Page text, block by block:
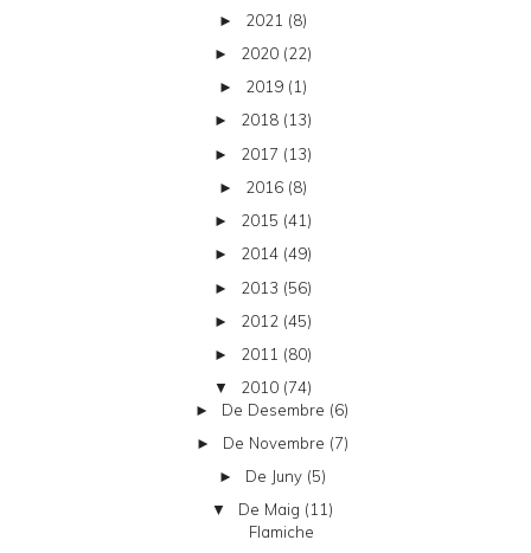
► 2021 (8)
► 2020 (22)
► 2019 (1)
► 2018 (13)
► 2017 (13)
► 2016 (8)
► 2015 (41)
► 2014 (49)
► 2013 (56)
► 2012 (45)
► 2011 (80)
▼ 2010 (74)
► De Desembre (6)
► De Novembre (7)
► De Juny (5)
▼ De Maig (11)
Flamiche